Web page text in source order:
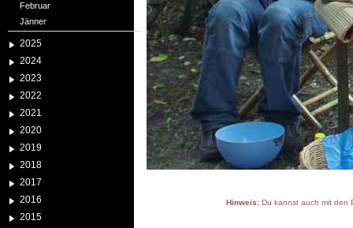
Februar
Jänner
2025
2024
2023
2022
2021
2020
2019
2018
2017
2016
2015
Hinweis:Du kannst auch mit den